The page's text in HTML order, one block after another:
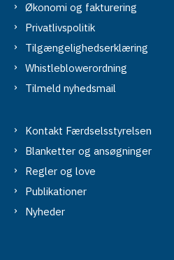
Økonomi og fakturering
Privatlivspolitik
Tilgængelighedserklæring
Whistleblowerordning
Tilmeld nyhedsmail
Kontakt Færdselsstyrelsen
Blanketter og ansøgninger
Regler og love
Publikationer
Nyheder